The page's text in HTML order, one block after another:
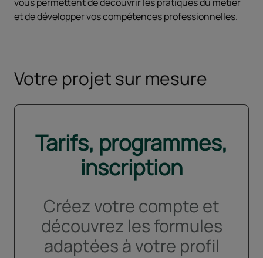
et de développer vos compétences professionnelles.
Votre projet sur mesure
Tarifs, programmes,
inscription
Créez votre compte et
découvrez les formules
adaptées à votre profil